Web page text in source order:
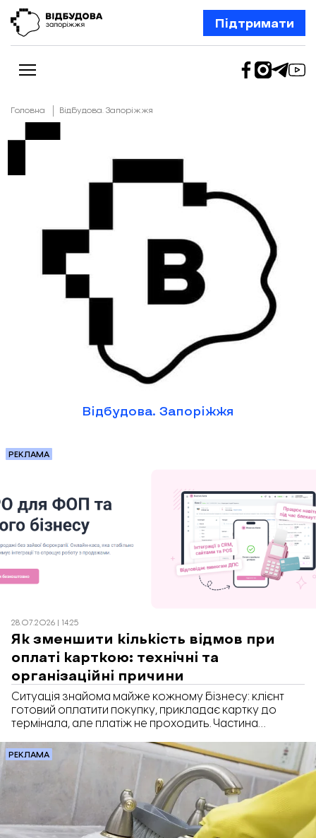
Підтримати
Головна Відбудова. Запоріжжя
Відбудова. Запоріжжя
РЕКЛАМА
28.07.2026 | 14:25
Як зменшити кількість відмов при
оплаті карткою: технічні та
організаційні причини
Ситуація знайома майже кожному бізнесу: клієнт
готовий оплатити покупку, прикладає картку до
термінала, але платіж не проходить. Частина
просто відмовляється від покупки. У результаті
бізнес втрачає продажі, а працівники витрачають
час на з'ясування причин. Саме тому важливо
стежити не лише за прийманням оплат, а й за
стабільною роботою всіх сервісів, які беруть участь
у розрахунках, зокрема ПРРО для ФОП та
еквайрингу.
РЕКЛАМА